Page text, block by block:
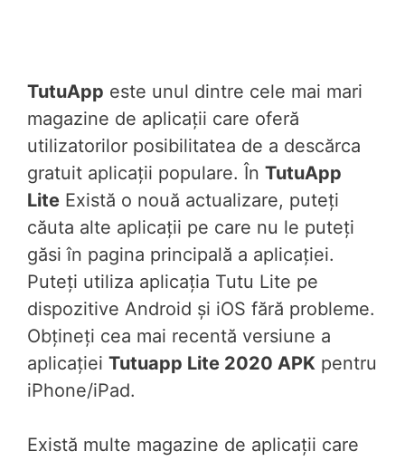
TutuApp este unul dintre cele mai mari
magazine de aplicații care oferă
utilizatorilor posibilitatea de a descărca
gratuit aplicații populare. În TutuApp
Lite Există o nouă actualizare, puteți
căuta alte aplicații pe care nu le puteți
găsi în pagina principală a aplicației.
Puteți utiliza aplicația Tutu Lite pe
dispozitive Android și iOS fără probleme.
Obțineți cea mai recentă versiune a
aplicației Tutuapp Lite 2020 APK pentru
iPhone/iPad.
Există multe magazine de aplicații care